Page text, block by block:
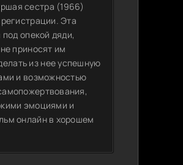
сестра (1966)
Эта
опекой дяди,
приносят им
из нее успешную
и возможностью
эмоциями и
онлайн в хорошем